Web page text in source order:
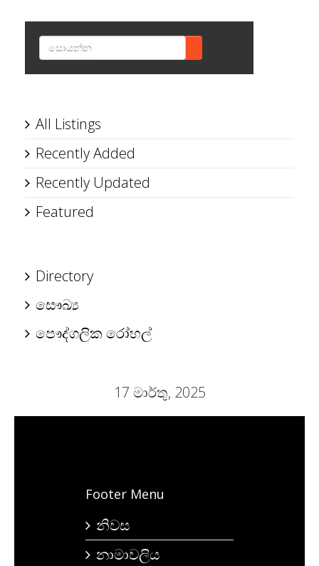
All Listings
Recently Added
Recently Updated
Featured
Directory
සෞඛ්‍ය
පෞද්ගලික රෝහල්
17 මාර්තු, 2025
Footer Menu
නිවස
නාමාවලිය